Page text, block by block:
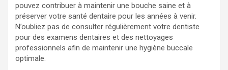
pouvez contribuer à maintenir une bouche saine et à
préserver votre santé dentaire pour les années à venir.
N’oubliez pas de consulter régulièrement votre dentiste
pour des examens dentaires et des nettoyages
professionnels afin de maintenir une hygiène buccale
optimale.